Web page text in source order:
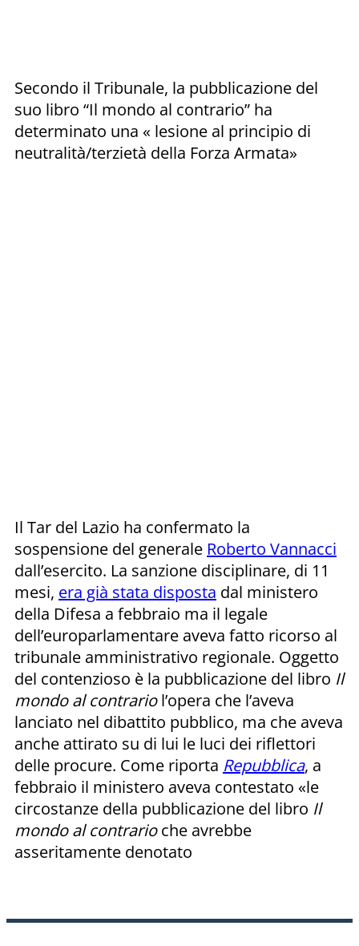
Secondo il Tribunale, la pubblicazione del
suo libro “Il mondo al contrario” ha
determinato una « lesione al principio di
neutralità/terzietà della Forza Armata»
Il Tar del Lazio ha confermato la
sospensione del generale Roberto Vannacci
dall’esercito. La sanzione disciplinare, di 11
mesi, era già stata disposta dal ministero
della Difesa a febbraio ma il legale
dell’europarlamentare aveva fatto ricorso al
tribunale amministrativo regionale. Oggetto
del contenzioso è la pubblicazione del libro Il
mondo al contrariol’opera che l’aveva
lanciato nel dibattito pubblico, ma che aveva
anche attirato su di lui le luci dei riflettori
delle procure. Come riporta Repubblica, a
febbraio il ministero aveva contestato «le
circostanze della pubblicazione del libro Il
mondo al contrarioche avrebbe
asseritamente denotato